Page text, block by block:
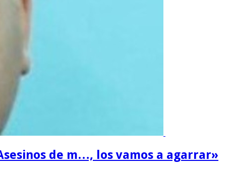
de m…, los vamos a agarrar»